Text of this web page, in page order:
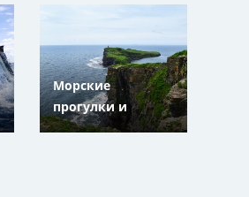
Краснодарский
Морские
прогулки и
экскурсии во